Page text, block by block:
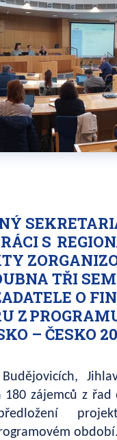
S
TŘI
O
Z
– ČESKO
Budějovicích,
zájemců z řad
období.